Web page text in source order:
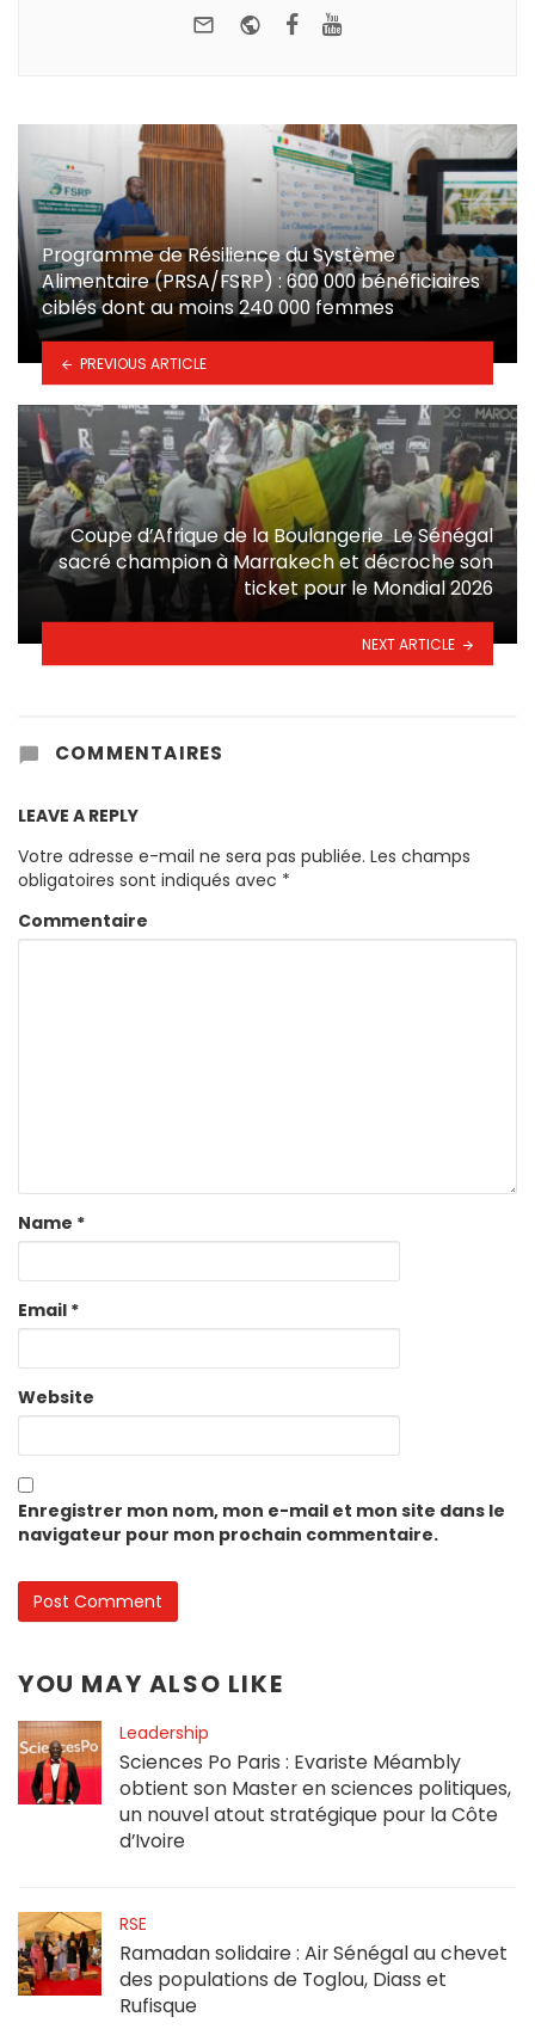
e-mailWebsiteFacebook
Programme de Résilience du Système
Alimentaire (PRSA/FSRP) : 600 000 bénéficiaires
ciblés dont au moins 240 000 femmes
PREVIOUS ARTICLE
Coupe d’Afrique de la Boulangerie Le Sénégal
sacré champion à Marrakech et décroche son
ticket pour le Mondial 2026
NEXT ARTICLE
COMMENTAIRES
LEAVE A REPLY
Votre adresse e-mail ne sera pas publiée. Les champs
obligatoires sont indiqués avec *
Commentaire
Name *
Email *
Website
Enregistrer mon nom, mon e-mail et mon site dans le
navigateur pour mon prochain commentaire.
YOU MAY ALSO LIKE
Leadership
Sciences Po Paris : Evariste Méambly
obtient son Master en sciences politiques,
un nouvel atout stratégique pour la Côte
d’Ivoire
RSE
Ramadan solidaire : Air Sénégal au chevet
des populations de Toglou, Diass et
Rufisque